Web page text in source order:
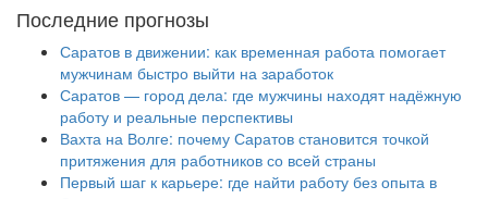
Последние прогнозы
Саратов в движении: как временная работа помогает
мужчинам быстро выйти на заработок
Саратов — город дела: где мужчины находят надёжную
работу и реальные перспективы
Вахта на Волге: почему Саратов становится точкой
притяжения для работников со всей страны
Первый шаг к карьере: где найти работу без опыта в